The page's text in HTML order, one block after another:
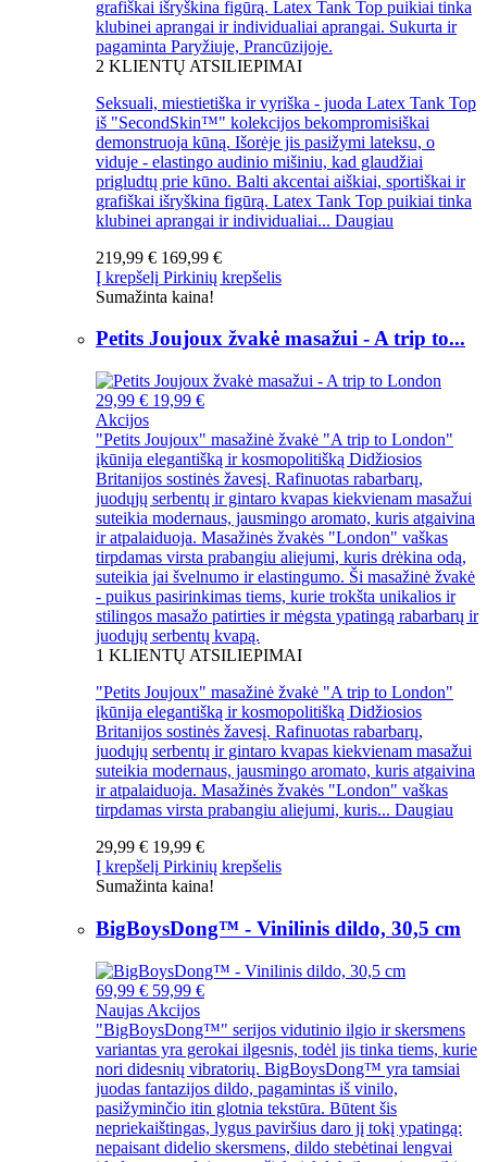
grafiškai išryškina figūrą. Latex Tank Top puikiai tinka
klubinei aprangai ir individualiai aprangai. Sukurta ir
pagaminta Paryžiuje, Prancūzijoje.
2 KLIENTŲ ATSILIEPIMAI
Seksuali, miestietiška ir vyriška - juoda Latex Tank Top
iš "SecondSkin™" kolekcijos bekompromisiškai
demonstruoja kūną. Išorėje jis pasižymi lateksu, o
viduje - elastingo audinio mišiniu, kad glaudžiai
prigludtų prie kūno. Balti akcentai aiškiai, sportiškai ir
grafiškai išryškina figūrą. Latex Tank Top puikiai tinka
klubinei aprangai ir individualiai... Daugiau
219,99 € 169,99 €
Į krepšelį Pirkinių krepšelis
Sumažinta kaina!
Petits Joujoux žvakė masažui - A trip to...
29,99 € 19,99 €
Akcijos
"Petits Joujoux" masažinė žvakė "A trip to London"
įkūnija elegantišką ir kosmopolitišką Didžiosios
Britanijos sostinės žavesį. Rafinuotas rabarbarų,
juodųjų serbentų ir gintaro kvapas kiekvienam masažui
suteikia modernaus, jausmingo aromato, kuris atgaivina
ir atpalaiduoja. Masažinės žvakės "London" vaškas
tirpdamas virsta prabangiu aliejumi, kuris drėkina odą,
suteikia jai švelnumo ir elastingumo. Ši masažinė žvakė
- puikus pasirinkimas tiems, kurie trokšta unikalios ir
stilingos masažo patirties ir mėgsta ypatingą rabarbarų ir
juodųjų serbentų kvapą.
1 KLIENTŲ ATSILIEPIMAI
"Petits Joujoux" masažinė žvakė "A trip to London"
įkūnija elegantišką ir kosmopolitišką Didžiosios
Britanijos sostinės žavesį. Rafinuotas rabarbarų,
juodųjų serbentų ir gintaro kvapas kiekvienam masažui
suteikia modernaus, jausmingo aromato, kuris atgaivina
ir atpalaiduoja. Masažinės žvakės "London" vaškas
tirpdamas virsta prabangiu aliejumi, kuris... Daugiau
29,99 € 19,99 €
Į krepšelį Pirkinių krepšelis
Sumažinta kaina!
BigBoysDong™ - Vinilinis dildo, 30,5 cm
69,99 € 59,99 €
Naujas Akcijos
"BigBoysDong™" serijos vidutinio ilgio ir skersmens
variantas yra gerokai ilgesnis, todėl jis tinka tiems, kurie
nori didesnių vibratorių. BigBoysDong™ yra tamsiai
juodas fantazijos dildo, pagamintas iš vinilo,
pasižyminčio itin glotnia tekstūra. Būtent šis
nepriekaištingas, lygus paviršius daro jį tokį ypatingą:
nepaisant didelio skersmens, dildo stebėtinai lengvai